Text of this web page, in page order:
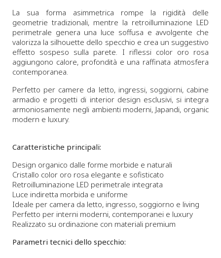
La sua forma asimmetrica rompe la rigidità delle
geometrie tradizionali, mentre la retroilluminazione LED
perimetrale genera una luce soffusa e avvolgente che
valorizza la silhouette dello specchio e crea un suggestivo
effetto sospeso sulla parete. I riflessi color oro rosa
aggiungono calore, profondità e una raffinata atmosfera
contemporanea.
Perfetto per camere da letto, ingressi, soggiorni, cabine
armadio e progetti di interior design esclusivi, si integra
armoniosamente negli ambienti moderni, Japandi, organic
modern e luxury.
Caratteristiche principali:
Design organico dalle forme morbide e naturali
Cristallo color oro rosa elegante e sofisticato
Retroilluminazione LED perimetrale integrata
Luce indiretta morbida e uniforme
Ideale per camera da letto, ingresso, soggiorno e living
Perfetto per interni moderni, contemporanei e luxury
Realizzato su ordinazione con materiali premium
Parametri tecnici dello specchio: